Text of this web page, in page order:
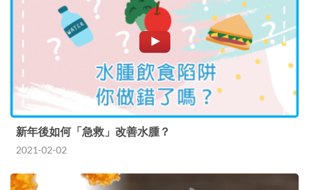
新年後如何「急救」改善水腫？
2021-02-02